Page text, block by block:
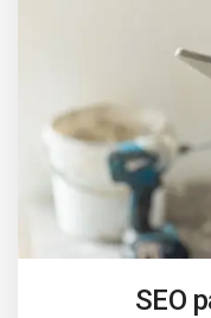
SEO